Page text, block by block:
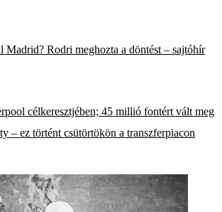
Madrid? Rodri meghozta a döntést – sajtóhír
célkeresztjében; 45 millió fontért vált meg
– ez történt csütörtökön a transzferpiacon